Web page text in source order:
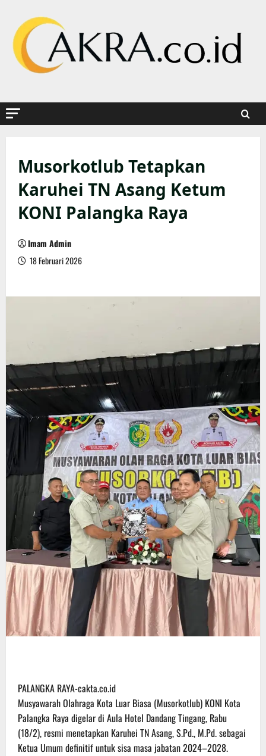
content
Musorkotlub Tetapkan
Karuhei TN Asang Ketum
KONI Palangka Raya
Imam Admin
18 Februari 2026
​PALANGKA RAYA-cakta.co.id
Musyawarah Olahraga Kota Luar Biasa (Musorkotlub) KONI Kota
Palangka Raya digelar di Aula Hotel Dandang Tingang, Rabu
(18/2), resmi menetapkan Karuhei TN Asang, S.Pd., M.Pd. sebagai
Ketua Umum definitif untuk sisa masa jabatan 2024–2028.